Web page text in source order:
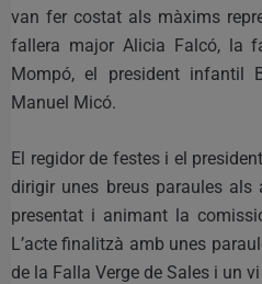
van fer costat als màxims
fallera major Alicia Falcó, la
Mompó, el president infantil
Manuel Micó.
El regidor de festes i el
dirigir unes breus paraules als
presentat i animant la
L’acte finalitzà amb unes
de la Falla Verge de Sales i un vi